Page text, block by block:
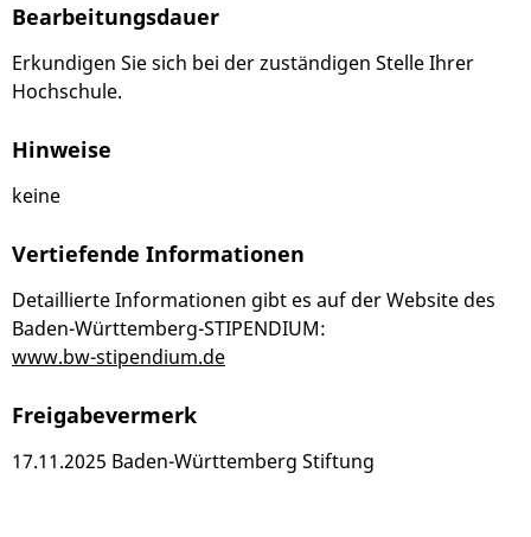
Bearbeitungsdauer
Erkundigen Sie sich bei der zuständigen Stelle Ihrer
Hochschule.
Hinweise
keine
Vertiefende Informationen
Detaillierte Informationen gibt es auf der Website des
Baden-Württemberg-STIPENDIUM:
www.bw-stipendium.de
Freigabevermerk
17.11.2025 Baden-Württemberg Stiftung